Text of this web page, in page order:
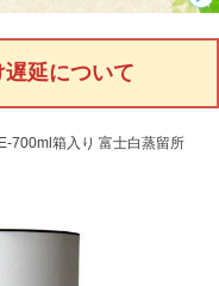
遅延について
箱入り 富士白蒸留所